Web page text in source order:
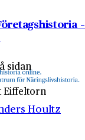
–
Eiffeltorn
Houltz